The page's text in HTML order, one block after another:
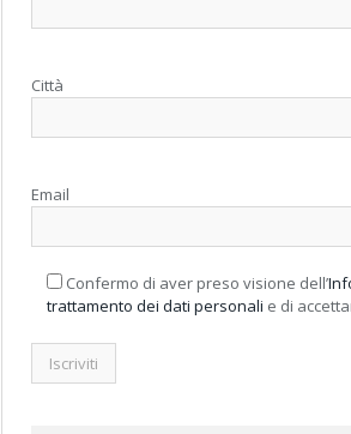
Città
Email
Confermo di aver preso visione dell’
trattamento dei dati personali e di